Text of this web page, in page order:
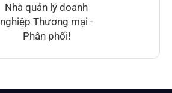
Nhà quản lý doanh
nghiệp Thương mại -
Phân phối!